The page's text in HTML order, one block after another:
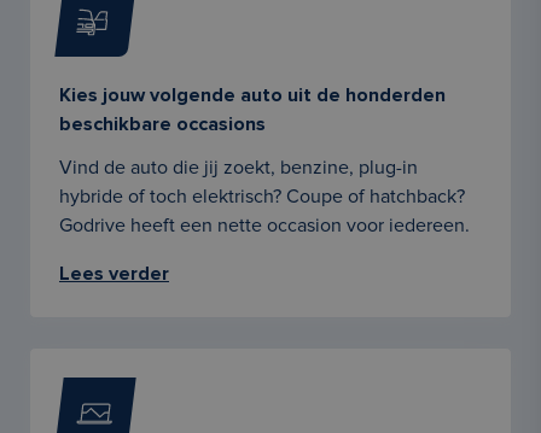
Kies jouw volgende auto uit de honderden
beschikbare occasions
Vind de auto die jij zoekt, benzine, plug-in
hybride of toch elektrisch? Coupe of hatchback?
Godrive heeft een nette occasion voor iedereen.
Lees verder